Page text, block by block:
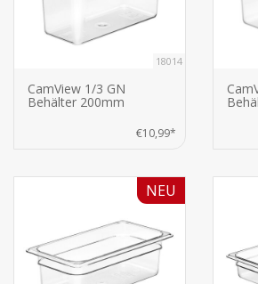
18014
CamView 1/3 GN
Behälter 200mm
€10,99*
NEU